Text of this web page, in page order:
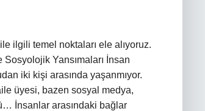
ilgili temel noktaları ele alıyoruz.
Yansımaları İnsan
iki kişi arasında yaşanmıyor.
üyesi, bazen sosyal medya,
İnsanlar arasındaki bağlar